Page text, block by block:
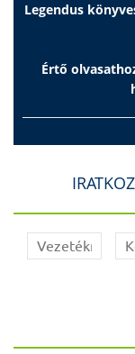
Legendus
Értő